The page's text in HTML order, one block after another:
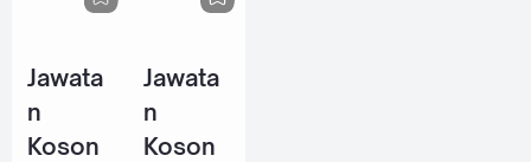
or - 5
2026
Jawata
n
Koson
Jawata
n
Koson